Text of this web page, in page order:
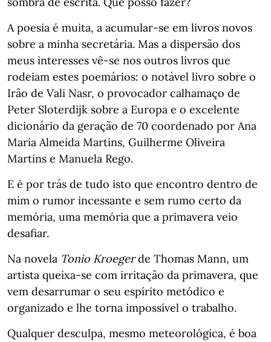
A poesia é muita, a acumular-se em livros novos
sobre a minha secretária. Mas a dispersão dos
meus interesses vê-se nos outros livros que
rodeiam estes poemários: o notável livro sobre o
Irão de Vali Nasr, o provocador calhamaço de
Peter Sloterdijk sobre a Europa e o excelente
dicionário da geração de 70 coordenado por Ana
Maria Almeida Martins, Guilherme Oliveira
Martins e Manuela Rego.
E é por trás de tudo isto que encontro dentro de
mim o rumor incessante e sem rumo certo da
memória, uma memória que a primavera veio
desafiar.
Na novela Tonio Kroegerde Thomas Mann, um
artista queixa-se com irritação da primavera, que
vem desarrumar o seu espírito metódico e
organizado e lhe torna impossível o trabalho.
Qualquer desculpa, mesmo meteorológica, é boa